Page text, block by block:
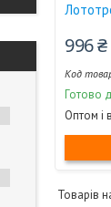
996 ₴
Готово
Оптом і